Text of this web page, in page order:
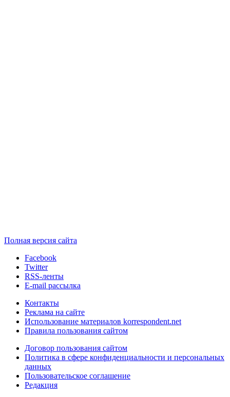
Полная версия сайта
Facebook
Twitter
RSS-ленты
E-mail рассылка
Контакты
Реклама на сайте
Использование материалов korrespondent.net
Правила пользования сайтом
Договор пользования сайтом
Политика в сфере конфиденциальности и персональных
данных
Пользовательское соглашение
Редакция